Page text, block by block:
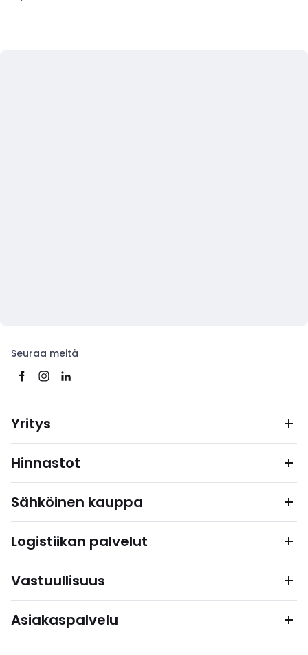
Seuraa meitä
Yritys
Hinnastot
Sähköinen kauppa
Logistiikan palvelut
Vastuullisuus
Asiakaspalvelu